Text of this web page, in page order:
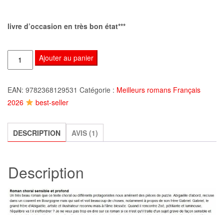
€10,00.€6,00.
livre d’occasion en très bon état***
quantité
de
dernière
allumette,
Vareille
Ajouter au panier
EAN: 9782368129531 Catégorie : Meilleurs romans Français
2026
best-seller
DESCRIPTION AVIS (1)
Description